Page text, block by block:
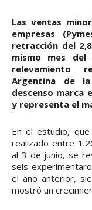
Las ventas
empresas
retracción del
mismo mes
relevamiento
Argentina de la
descenso marca
y representa el
En el estudio,
realizado entre
al 3 de junio, se
seis
el año anterior,
mostró un